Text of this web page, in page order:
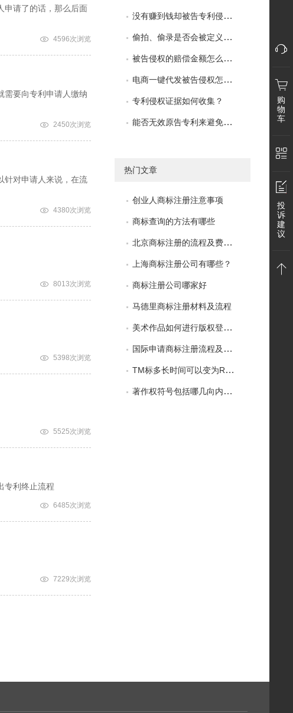
没有赚到钱却被告专利侵权怎么办？
偷拍、偷录是否会被定义为非法取证？
被告侵权的赔偿金额怎么评估？
电商一键代发被告侵权怎么办？
专利侵权证据如何收集？
能否无效原告专利来避免侵权？
热门文章
创业人商标注册注意事项
商标查询的方法有哪些
北京商标注册的流程及费用是多少
上海商标注册公司有哪些？
商标注册公司哪家好
马德里商标注册材料及流程
美术作品如何进行版权登记?需要哪些材料?
国际申请商标注册流程及问题？
TM标多长时间可以变为R标？
著作权符号包括哪几向内容?
申请了的话，那么后面
4596次浏览
需要向专利申请人缴纳
2450次浏览
针对申请人来说，在流
4380次浏览
8013次浏览
5398次浏览
5525次浏览
专利终止流程
6485次浏览
7229次浏览
购
物
车
投
诉
建
议